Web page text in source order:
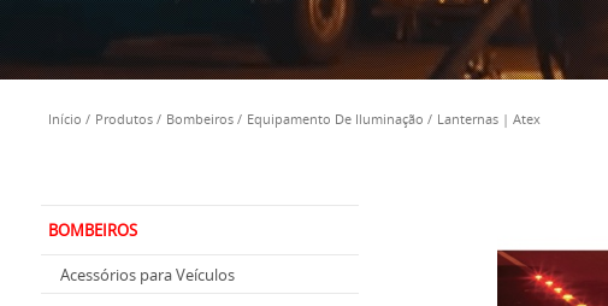
Início Produtos Bombeiros Equipamento De Iluminação Lanternas | Atex
BOMBEIROS
Acessórios para Veículos